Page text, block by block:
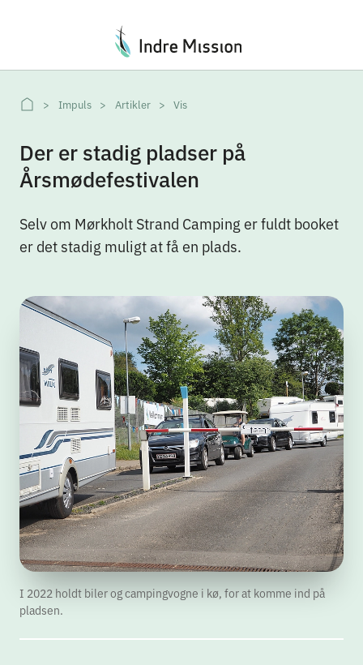
Impuls Artikler Vis
Der er stadig pladser på
Årsmødefestivalen
Selv om Mørkholt Strand Camping er fuldt booket
er det stadig muligt at få en plads.
I 2022 holdt biler og campingvogne i kø, for at komme ind på
pladsen.